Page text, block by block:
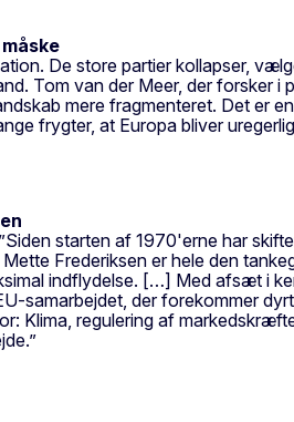
De store partier kollapser,
Tom van der Meer, der forsker
mere fragmenteret. Det
frygter, at Europa bliver
starten af 1970'erne har
Frederiksen er hele den
indflydelse. […] Med afsæt i
samarbejdet, der forekommer
Klima, regulering af